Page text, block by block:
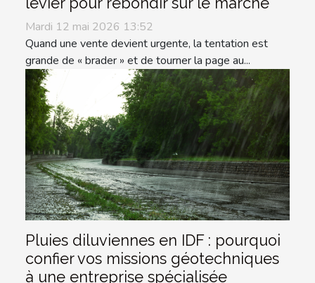
Mardi 12 mai 2026 13:52
Quand une vente devient urgente, la tentation est
grande de « brader » et de tourner la page au...
Pluies diluviennes en IDF : pourquoi
confier vos missions géotechniques
à une entreprise spécialisée